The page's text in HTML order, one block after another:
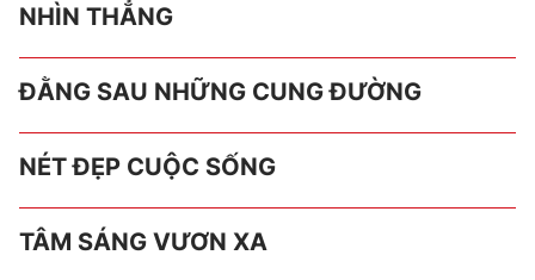
NHÌN THẲNG
ĐẰNG SAU NHỮNG CUNG ĐƯỜNG
NÉT ĐẸP CUỘC SỐNG
TÂM SÁNG VƯƠN XA